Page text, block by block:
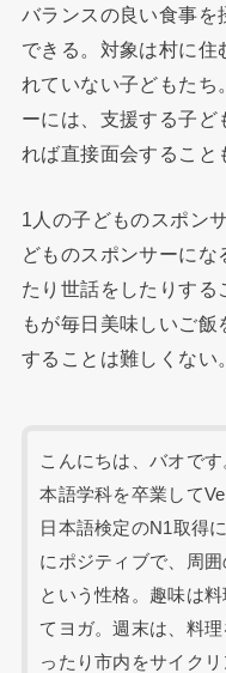
バランスの良い食事を
できる。対象は村に住
れていない子どもたち
ーには、支援する子ど
れば直接面会すること
1人の子どものスポン
どものスポンサーに
たり世話をしたりす
もが毎日美味しいご
することは難しくない。
こんにちは、バオで
本語学科を卒業して
日本語検定のN1取得
にポジティブで、周
という性格。趣味は
てヨガ。週末は、料
ったり市内をサイク